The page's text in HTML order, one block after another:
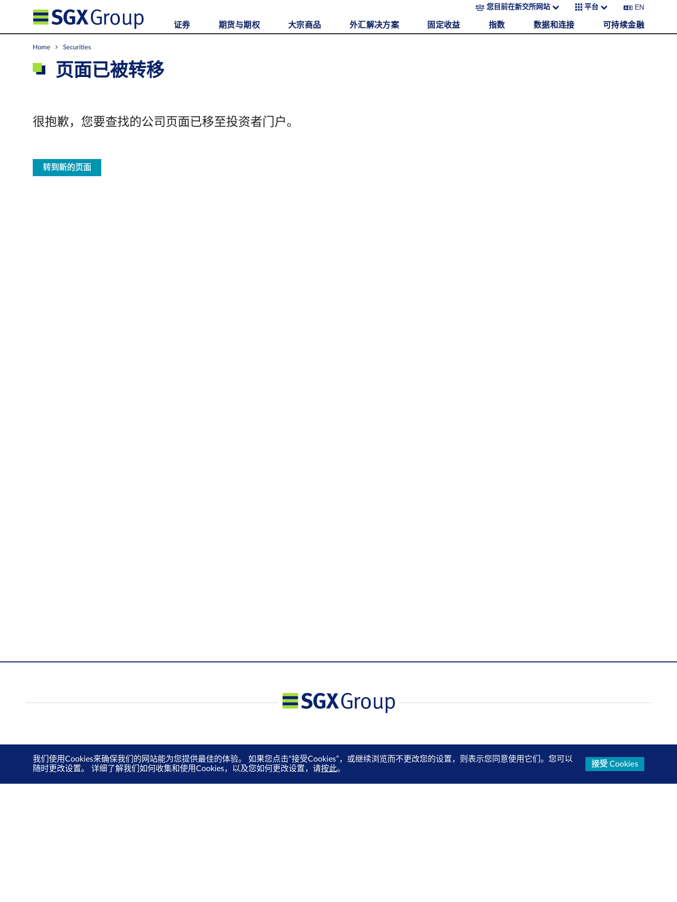
您目前在新交所网站 平台 EN
证券 期货与期权 大宗商品 外汇解决方案 固定收益 指数 数据和连接 可持续金融
Home Securities
页面已被转移
很抱歉，您要查找的公司页面已移至投资者门户。
转到新的页面
我们使用Cookies来确保我们的网站能为您提供最佳的体验。 如果您点击“接受Cookies”，或继续浏览而不更改您的设置，则表示您同意使用它们。您可以
随时更改设置。 详细了解我们如何收集和使用Cookies，以及您如何更改设置，请按此。
接受 Cookies